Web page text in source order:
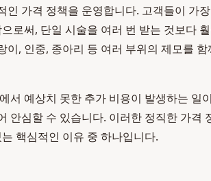
가격 정책을 운영합니다. 고객들이 가
로써, 단일 시술을 여러 번 받는 것보다
, 인중, 종아리 등 여러 부위의 제모를 함
서 예상치 못한 추가 비용이 발생하는 일
안심할 수 있습니다. 이러한 정직한 가격
핵심적인 이유 중 하나입니다.